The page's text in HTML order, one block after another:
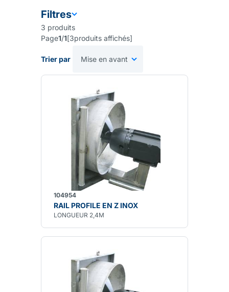
Filtres
3 produits
Page1/1[3produits affichés]
Trier par
104954
RAIL PROFILE EN Z INOX
LONGUEUR 2,4M